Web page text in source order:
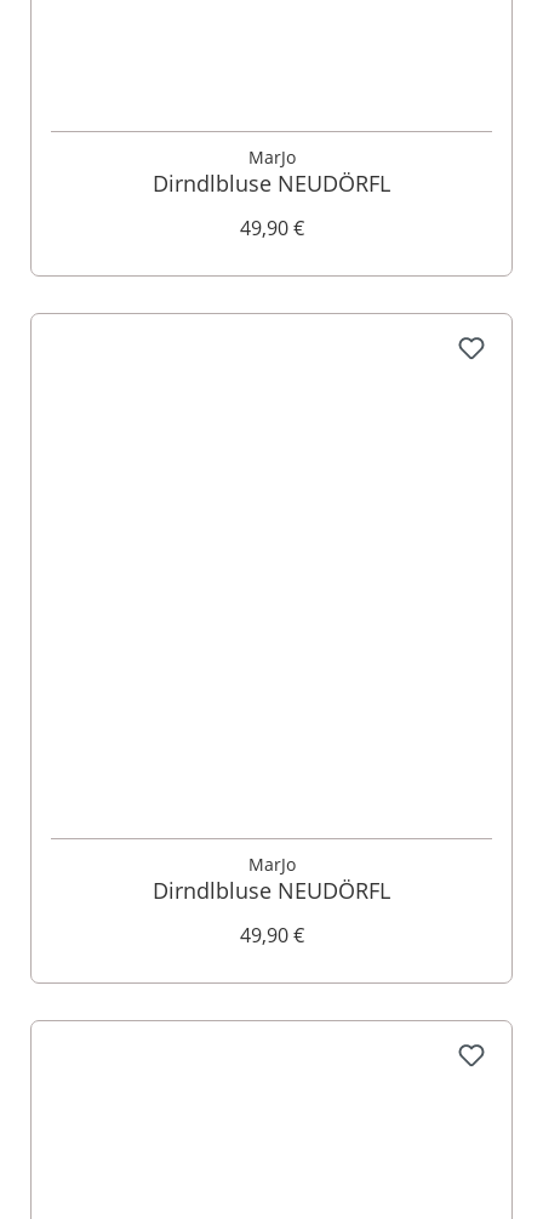
MarJo
Dirndlbluse NEUDÖRFL
49,90 €
MarJo
Dirndlbluse NEUDÖRFL
49,90 €